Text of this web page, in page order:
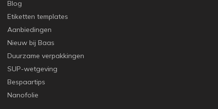
Blog
Etiketten templates
Aanbiedingen
Nieuw bij Baas
Duurzame verpakkingen
SUP-wetgeving
Bespaartips
Nanofolie